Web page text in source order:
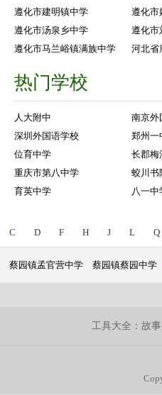
遵化市建明镇中学
遵化市
遵化市汤泉乡中学
遵化市
遵化市马兰峪镇满族中学
河北省
热门学校
人大附中 南京外
深圳外国语学校
郑州一
位育中学
长郡梅
重庆市第八中学
蛟川书
育英中学
八一中
C D F H J L Q
蔡园镇孟官营中学 蔡园镇蔡园中学
工具大全：故